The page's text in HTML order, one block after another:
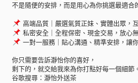
不是隨便的安排，而是用心為你挑選最適合
高端品質｜嚴選氣質正妹、實體出眾，
私密安全｜全程保密、現金交易，放心
一對一服務｜貼心溝通、精準安排，讓
你只需要告訴瀞怡你的喜好，
剩下的，就交給我來為你打點好每一個細節
谷歌搜尋：瀞怡外送茶